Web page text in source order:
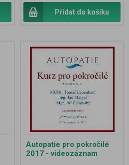
Přidat do košíku
Autopatie pro pokročilé
2017 - videozáznam